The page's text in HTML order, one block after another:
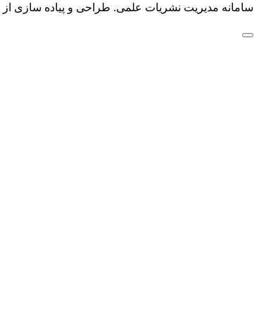
سامانه مدیریت نشریات علمی. طراحی و پیاده سازی از